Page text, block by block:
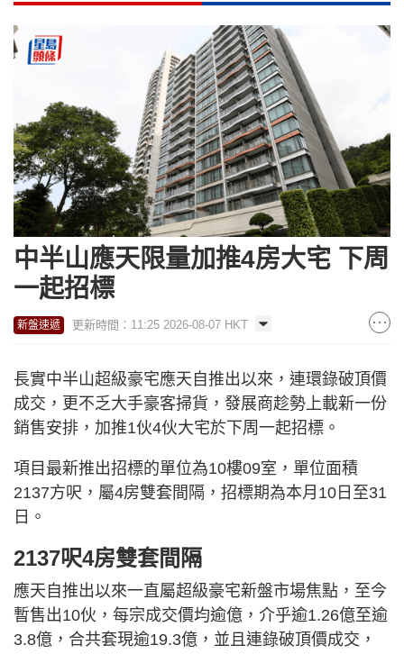
中半山應天限量加推4房大宅 下周
一起招標
新盤速遞 更新時間：11:25 2026-08-07 HKT
長實中半山超級豪宅應天自推出以來，連環錄破頂價
成交，更不乏大手豪客掃貨，發展商趁勢上載新一份
銷售安排，加推1伙4伙大宅於下周一起招標。
項目最新推出招標的單位為10樓09室，單位面積
2137方呎，屬4房雙套間隔，招標期為本月10日至31
日。
2137呎4房雙套間隔
應天自推出以來一直屬超級豪宅新盤市場焦點，至今
暫售出10伙，每宗成交價均逾億，介乎逾1.26億至逾
3.8億，合共套現逾19.3億，並且連錄破頂價成交，